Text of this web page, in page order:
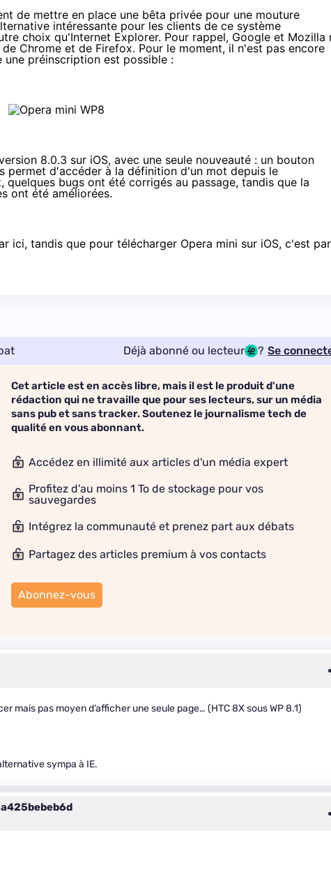
de mettre en place une bêta privée pour une mouture
intéressante pour les clients de ce système
choix qu'Internet Explorer. Pour rappel, Google et Mozilla
Chrome et de Firefox. Pour le moment, il n'est pas encore
une préinscription est possible :
8.0.3 sur iOS, avec une seule nouveauté : un bouton
permet d'accéder à la définition d'un mot depuis le
quelques bugs ont été corrigés au passage, tandis que la
ont été améliorées.
ici, tandis que pour télécharger Opera mini sur iOS, c'est par
Déjà abonné ou lecteur ? Se
Cet article est en accès libre, mais il est le produit d'une
rédaction qui ne travaille que pour ses lecteurs, sur un média
sans pub et sans tracker. Soutenez le journalisme tech de
qualité en vous abonnant.
Accédez en illimité aux articles d'un média expert
Profitez d'au moins 1 To de stockage pour vos
sauvegardes
Intégrez la communauté et prenez part aux débats
Partagez des articles premium à vos contacts
Abonnez-vous
mais pas moyen d’afficher une seule page… (HTC 8X sous WP 8.1)
sympa à IE.